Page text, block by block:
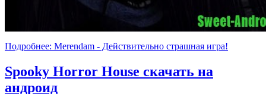
Подробнее: Merendam - Действительно страшная игра!
Spooky Horror House скачать на
андроид